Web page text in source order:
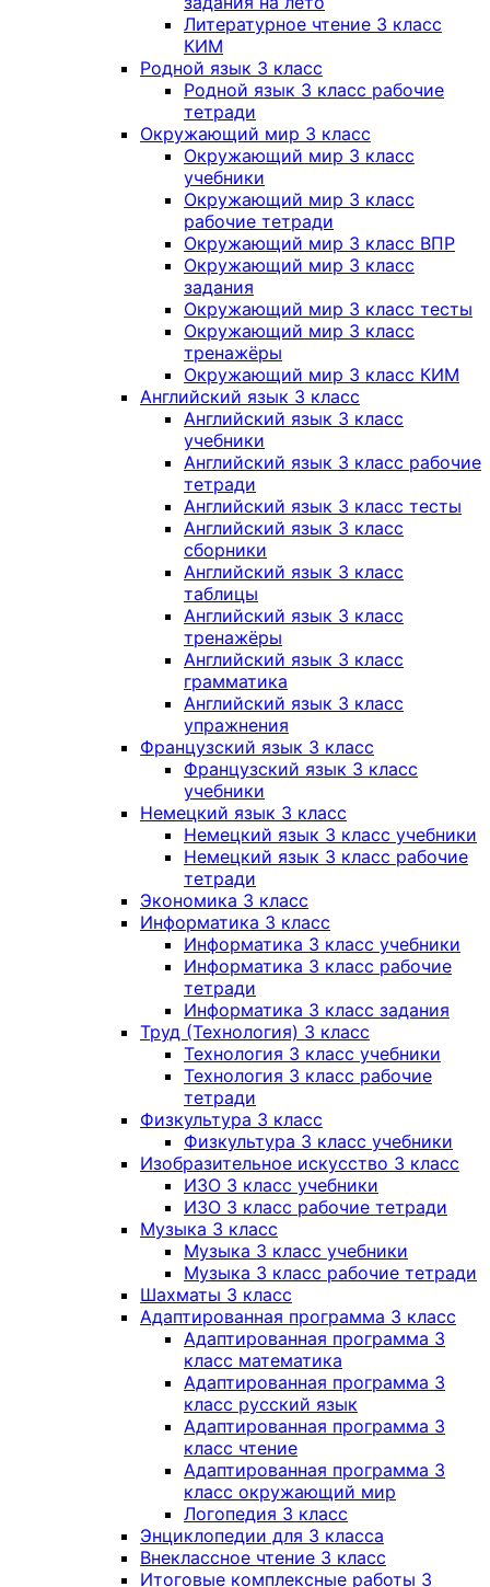
Литературное чтение 3 класс
КИМ
Родной язык 3 класс
Родной язык 3 класс рабочие
тетради
Окружающий мир 3 класс
Окружающий мир 3 класс
учебники
Окружающий мир 3 класс
рабочие тетради
Окружающий мир 3 класс ВПР
Окружающий мир 3 класс
задания
Окружающий мир 3 класс тесты
Окружающий мир 3 класс
тренажёры
Окружающий мир 3 класс КИМ
Английский язык 3 класс
Английский язык 3 класс
учебники
Английский язык 3 класс рабочие
тетради
Английский язык 3 класс тесты
Английский язык 3 класс
сборники
Английский язык 3 класс
таблицы
Английский язык 3 класс
тренажёры
Английский язык 3 класс
грамматика
Английский язык 3 класс
упражнения
Французский язык 3 класс
Французский язык 3 класс
учебники
Немецкий язык 3 класс
Немецкий язык 3 класс учебники
Немецкий язык 3 класс рабочие
тетради
Экономика 3 класс
Информатика 3 класс
Информатика 3 класс учебники
Информатика 3 класс рабочие
тетради
Информатика 3 класс задания
Труд (Технология) 3 класс
Технология 3 класс учебники
Технология 3 класс рабочие
тетради
Физкультура 3 класс
Физкультура 3 класс учебники
Изобразительное искусство 3 класс
ИЗО 3 класс учебники
ИЗО 3 класс рабочие тетради
Музыка 3 класс
Музыка 3 класс учебники
Музыка 3 класс рабочие тетради
Шахматы 3 класс
Адаптированная программа 3 класс
Адаптированная программа 3
класс математика
Адаптированная программа 3
класс русский язык
Адаптированная программа 3
класс чтение
Адаптированная программа 3
класс окружающий мир
Логопедия 3 класс
Энциклопедии для 3 класса
Внеклассное чтение 3 класс
Итоговые комплексные работы 3